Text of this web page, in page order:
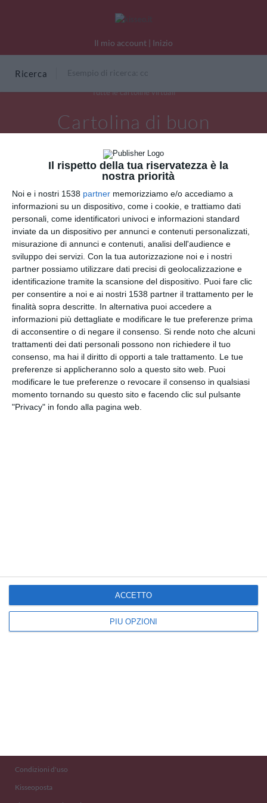
Il rispetto della tua riservatezza è la
nostra priorità
Noi e i nostri 1538 partner memorizziamo e/o accediamo a
informazioni su un dispositivo, come i cookie, e trattiamo dati
personali, come identificatori univoci e informazioni standard
inviate da un dispositivo per annunci e contenuti personalizzati,
misurazione di annunci e contenuti, analisi dell'audience e
sviluppo dei servizi. Con la tua autorizzazione noi e i nostri
partner possiamo utilizzare dati precisi di geolocalizzazione e
identificazione tramite la scansione del dispositivo. Puoi fare clic
per consentire a noi e ai nostri 1538 partner il trattamento per le
finalità sopra descritte. In alternativa puoi accedere a
informazioni più dettagliate e modificare le tue preferenze prima
di acconsentire o di negare il consenso. Si rende noto che alcuni
trattamenti dei dati personali possono non richiedere il tuo
consenso, ma hai il diritto di opporti a tale trattamento. Le tue
preferenze si applicheranno solo a questo sito web. Puoi
modificare le tue preferenze o revocare il consenso in qualsiasi
momento tornando su questo sito e facendo clic sul pulsante
"Privacy" in fondo alla pagina web.
PIÙ OPZIONI
ACCETTO
Il mio account | Inizio
Ricerca
Tutte le cartoline virtuali
Cartolina di buon
compleanno: un cupcake
speciale
INVIA QUESTA CARTOLINA
via Email(GRATUITO)
CONDIVIDI QUESTA
CARTOLINA
Condizioni d'uso
Kisseoposta